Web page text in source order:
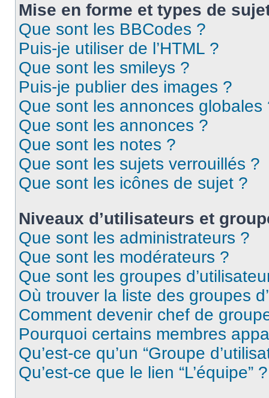
Mise en forme et types de
Que sont les BBCodes ?
Puis-je utiliser de l’HTML ?
Que sont les smileys ?
Puis-je publier des images ?
Que sont les annonces globales
Que sont les annonces ?
Que sont les notes ?
Que sont les sujets verrouillés ?
Que sont les icônes de sujet ?
Niveaux d’utilisateurs et
Que sont les administrateurs ?
Que sont les modérateurs ?
Que sont les groupes
Où trouver la liste des groupes
Comment devenir chef de
Pourquoi certains membres
Qu’est-ce qu’un “Groupe
Qu’est-ce que le lien “L’équipe” ?